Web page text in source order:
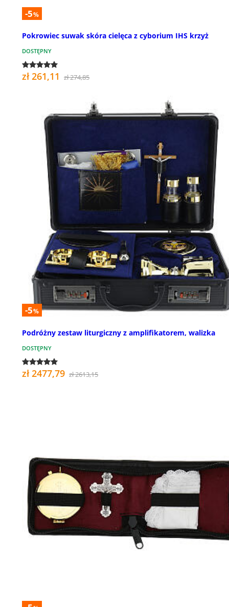
-5%
Pokrowiec suwak skóra cielęca z cyborium IHS krzyż
DOSTĘPNY
zł 261,11 zł 274,85
-5%
Podróżny zestaw liturgiczny z amplifikatorem, walizka
DOSTĘPNY
zł 2477,79 zł 2613,15